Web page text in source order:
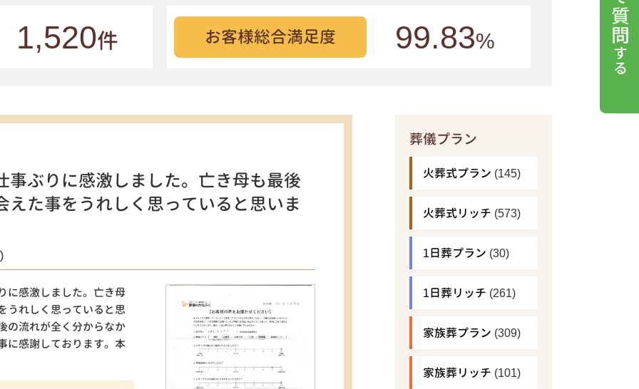
1,520件 お客様総合満足度 99.83%
事ぶりに感激しました。亡き母も最後
た事をうれしく思っていると思いま
に感激しました。亡き母
うれしく思っていると思
の流れが全く分からなか
に感謝しております。本
葬儀プラン
火葬式プラン (145)
火葬式リッチ (573)
1日葬プラン (30)
1日葬リッチ (261)
家族葬プラン (309)
家族葬リッチ (101)